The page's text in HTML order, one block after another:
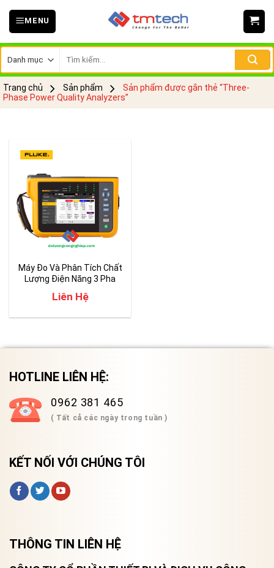
Skip
MENU
kiếm:
Trang chủ Sản phẩm
Sản phẩm được gắn thẻ “Three-
Phase Power Quality Analyzers”
Máy Đo Và Phân Tích Chất
Lượng Điện Năng 3 Pha
Liên Hệ
HOTLINE LIÊN HỆ:
0962 381 465
( Tất cả các ngày trong tuần )
KẾT NỐI VỚI CHÚNG TÔI
THÔNG TIN LIÊN HỆ